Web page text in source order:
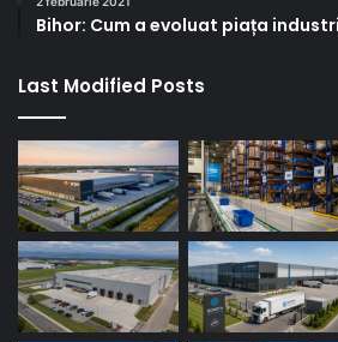
Bihor: Cum a evoluat piața
Last Modified Posts